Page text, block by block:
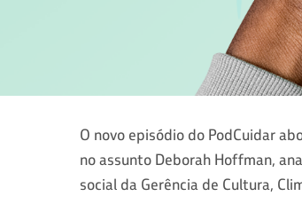
O novo episódio do PodCuidar
no assunto Deborah Hoffman,
social da Gerência de Cultura,